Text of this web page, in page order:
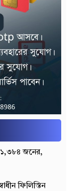
১,৩৮৪ জনের,
ফিলিস্তিন